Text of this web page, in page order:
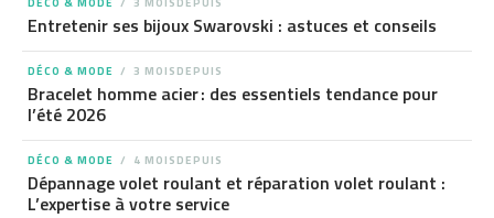
Entretenir ses bijoux Swarovski : astuces et conseils
DÉCO & MODE 3 MOISDEPUIS
Bracelet homme acier : des essentiels tendance pour
l’été 2026
DÉCO & MODE 4 MOISDEPUIS
Dépannage volet roulant et réparation volet roulant :
L’expertise à votre service